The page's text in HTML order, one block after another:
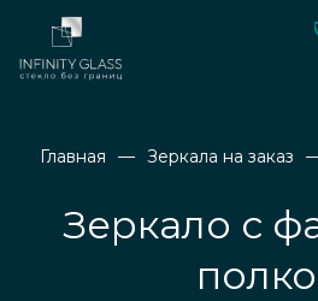
Главная Зеркала на заказ
Зеркало с